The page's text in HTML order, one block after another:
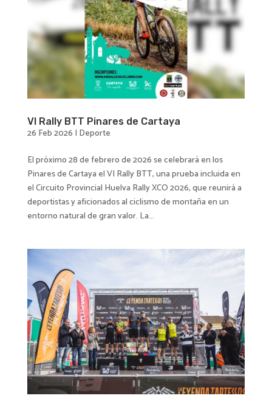
VI Rally BTT Pinares de Cartaya
26 Feb 2026 | Deporte
El próximo 28 de febrero de 2026 se celebrará en los
Pinares de Cartaya el VI Rally BTT, una prueba incluida en
el Circuito Provincial Huelva Rally XCO 2026, que reunirá a
deportistas y aficionados al ciclismo de montaña en un
entorno natural de gran valor. La...